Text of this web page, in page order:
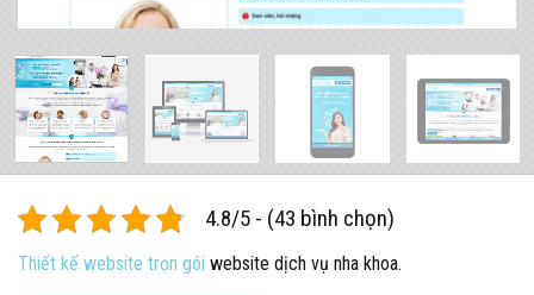
4.8/5 - (43 bình chọn)
Thiết kế website trọn gói website dịch vụ nha khoa.